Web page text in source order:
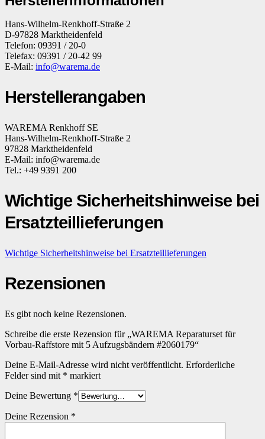
Hans-Wilhelm-Renkhoff-Straße 2
D-97828 Marktheidenfeld
Telefon: 09391 / 20-0
Telefax: 09391 / 20-42 99
E-Mail: info@warema.de
Herstellerangaben
WAREMA Renkhoff SE
Hans-Wilhelm-Renkhoff-Straße 2
97828 Marktheidenfeld
E-Mail: info@warema.de
Tel.: +49 9391 200
Wichtige Sicherheitshinweise bei
Ersatzteillieferungen
Wichtige Sicherheitshinweise bei Ersatzteillieferungen
Rezensionen
Es gibt noch keine Rezensionen.
Schreibe die erste Rezension für „WAREMA Reparaturset für
Vorbau-Raffstore mit 5 Aufzugsbändern #2060179“
Deine E-Mail-Adresse wird nicht veröffentlicht. Erforderliche
Felder sind mit * markiert
Deine Bewertung *
Deine Rezension *